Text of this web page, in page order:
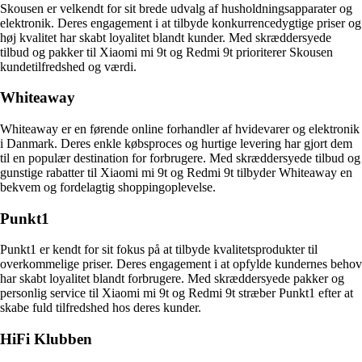
Skousen er velkendt for sit brede udvalg af husholdningsapparater og
elektronik. Deres engagement i at tilbyde konkurrencedygtige priser og
høj kvalitet har skabt loyalitet blandt kunder. Med skræddersyede
tilbud og pakker til Xiaomi mi 9t og Redmi 9t prioriterer Skousen
kundetilfredshed og værdi.
Whiteaway
Whiteaway er en førende online forhandler af hvidevarer og elektronik
i Danmark. Deres enkle købsproces og hurtige levering har gjort dem
til en populær destination for forbrugere. Med skræddersyede tilbud og
gunstige rabatter til Xiaomi mi 9t og Redmi 9t tilbyder Whiteaway en
bekvem og fordelagtig shoppingoplevelse.
Punkt1
Punkt1 er kendt for sit fokus på at tilbyde kvalitetsprodukter til
overkommelige priser. Deres engagement i at opfylde kundernes behov
har skabt loyalitet blandt forbrugere. Med skræddersyede pakker og
personlig service til Xiaomi mi 9t og Redmi 9t stræber Punkt1 efter at
skabe fuld tilfredshed hos deres kunder.
HiFi Klubben